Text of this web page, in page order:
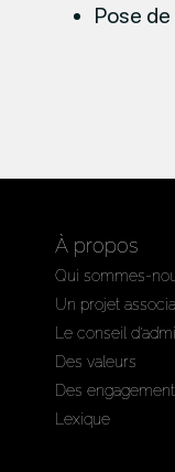
Pose de
À propos
Qui sommes-
Un projet
Le conseil
Des valeurs
Des
Lexique